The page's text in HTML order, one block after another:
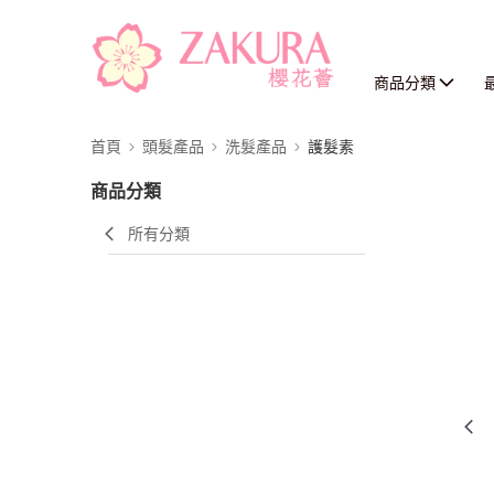
商品分類
首頁 頭髮產品 洗髮產品 護髮素
商品分類
所有分類